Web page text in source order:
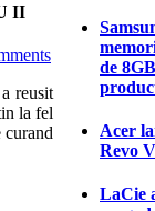
II
reusit
la fel
curand
de
Acer
Revo
LaCie